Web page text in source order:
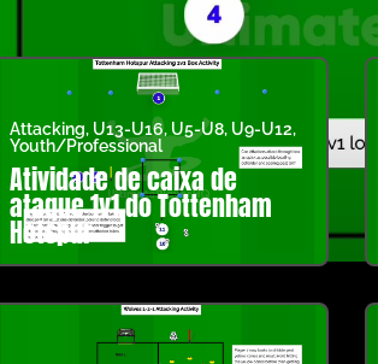
Attacking, U13-U16, U5-U8, U9-U12,
Youth/Professional
Atividade de caixa de
ataque 1v1 do Tottenham
Hotspur